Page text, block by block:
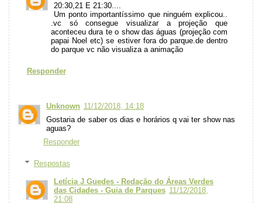
20:30,21 E 21:30....
Um ponto importantíssimo que ninguém explicou..
.vc só consegue visualizar a projeção que
aconteceu dura te o show das águas (projeção com
papai Noel etc) se estiver fora do parque.de dentro
do parque vc não visualiza a animação
Responder
Unknown 11/12/2018, 14:18
Gostaria de saber os dias e horários q vai ter show nas
aguas?
Responder
Respostas
Letícia J Guedes - Redação do Áreas Verdes
das Cidades - Guia de Parques 11/12/2018,
21:08